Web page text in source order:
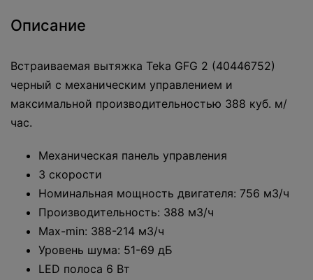
Описание
Встраиваемая вытяжка Teka GFG 2 (40446752)
черный с механическим управлением и
максимальной производительностью 388 куб. м/
час.
Механическая панель управления
3 скорости
Номинальная мощность двигателя: 756 м3/ч
Производительность: 388 м3/ч
Max-min: 388-214 м3/ч
Уровень шума: 51-69 дБ
LED полоса 6 Вт